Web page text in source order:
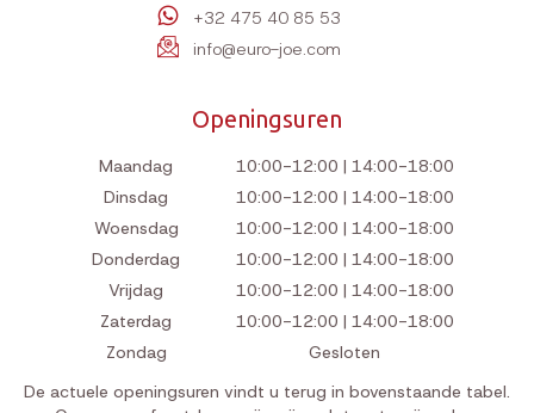
+32 475 40 85 53
info@euro-joe.com
Openingsuren
Maandag
10:00-12:00 | 14:00-18:00
Dinsdag
10:00-12:00 | 14:00-18:00
Woensdag
10:00-12:00 | 14:00-18:00
Donderdag
10:00-12:00 | 14:00-18:00
Vrijdag
10:00-12:00 | 14:00-18:00
Zaterdag
10:00-12:00 | 14:00-18:00
Zondag
Gesloten
De actuele openingsuren vindt u terug in bovenstaande tabel.